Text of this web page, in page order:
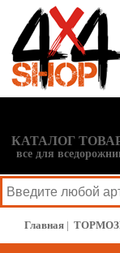
КАТАЛОГ
все для
Главная |